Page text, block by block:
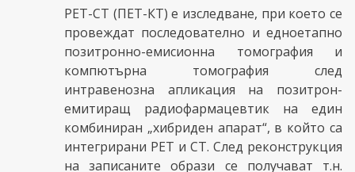
РЕТ-СТ (ПЕТ-КТ) е изследване, при което се
провеждат последователно и едноетапно
позитронно-емисионна томография и
компютърна томография след
интравенозна апликация на позитрон-
емитиращ радиофармацевтик на един
комбиниран „хибриден апарат“, в който са
интегрирани РЕТ и СТ. След реконструкция
на записаните образи се получават т.н.